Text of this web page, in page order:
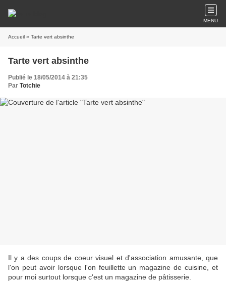
MENU
Accueil » Tarte vert absinthe
Tarte vert absinthe
Publié le 18/05/2014 à 21:35
Par Totchie
Il y a des coups de coeur visuel et d'association amusante, que
l'on peut avoir lorsque l'on feuillette un magazine de cuisine, et
pour moi surtout lorsque c'est un magazine de pâtisserie.